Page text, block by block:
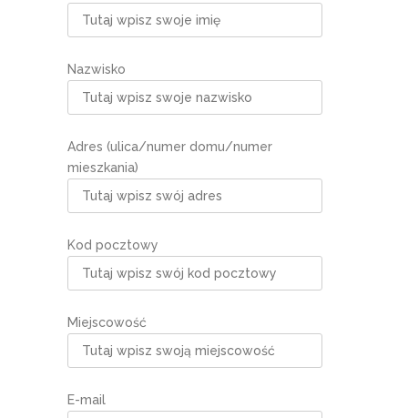
Nazwisko
Adres (ulica/numer domu/numer
mieszkania)
Kod pocztowy
Miejscowość
E-mail